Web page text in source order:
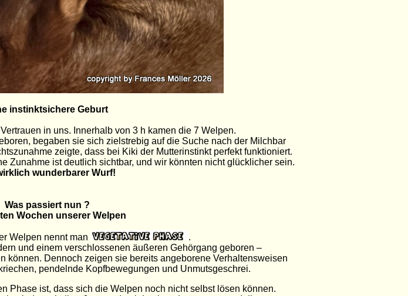
instinktsichere Geburt
in uns. Innerhalb von 3 h kamen die 7 Welpen.
begaben sie sich zielstrebig auf die Suche nach der Milchbar
zeigte, dass bei Kiki der Mutterinstinkt perfekt funktioniert.
Zunahme ist deutlich sichtbar, und wir könnten nicht glücklicher sein.
wunderbarer Wurf!
Was passiert nun ?
Wochen unserer Welpen
Welpen nennt man
.
und einem verschlossenen äußeren Gehörgang geboren –
können. Dennoch zeigen sie bereits angeborene Verhaltensweisen
pendelnde Kopfbewegungen und Unmutsgeschrei.
Phase ist, dass sich die Welpen noch nicht selbst lösen können.